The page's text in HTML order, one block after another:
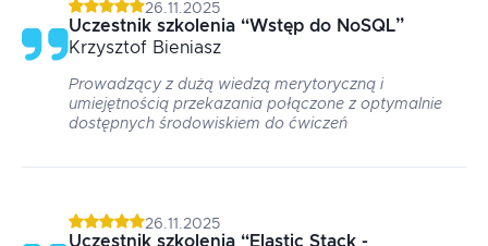
26.11.2025
Uczestnik szkolenia “Wstęp do NoSQL”
Krzysztof Bieniasz
Prowadzący z dużą wiedzą merytoryczną i
umiejętnością przekazania połączone z optymalnie
dostępnych środowiskiem do ćwiczeń
26.11.2025
Uczestnik szkolenia “Elastic Stack -